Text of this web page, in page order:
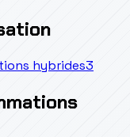
hybrides3